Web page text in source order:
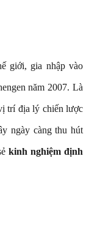
giới, gia nhập vào
năm 2007. Là
trí địa lý chiến lược
ngày càng thu hút
kinh nghiệm định